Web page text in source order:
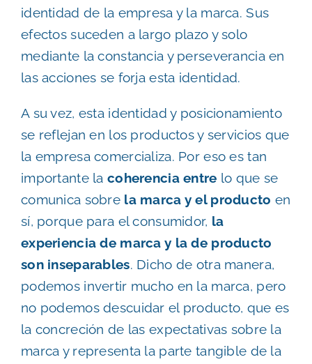
identidad de la empresa y la marca. Sus
efectos suceden a largo plazo y solo
mediante la constancia y perseverancia en
las acciones se forja esta identidad.
A su vez, esta identidad y posicionamiento
se reflejan en los productos y servicios que
la empresa comercializa. Por eso es tan
importante la coherencia entre lo que se
comunica sobre la marca y el producto en
sí, porque para el consumidor, la
experiencia de marca y la de producto
son inseparables. Dicho de otra manera,
podemos invertir mucho en la marca, pero
no podemos descuidar el producto, que es
la concreción de las expectativas sobre la
marca y representa la parte tangible de la